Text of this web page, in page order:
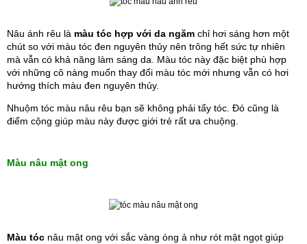
Nâu ánh rêu là màu tóc hợp với da ngăm chỉ hơi sáng hơn một
chút so với màu tóc đen nguyên thủy nên trông hết sức tự nhiên
mà vẫn có khả năng làm sáng da. Màu tóc này đặc biệt phù hợp
với những cô nàng muốn thay đổi màu tóc mới nhưng vẫn có hơi
hướng thích màu đen nguyên thủy.
Nhuộm tóc màu nâu rêu bạn sẽ không phải tẩy tóc. Đó cũng là
điểm cộng giúp màu này được giới trẻ rất ưa chuộng.
Màu nâu mật ong
Màu tóc nâu mật ong với sắc vàng óng ả như rót mật ngọt giúp